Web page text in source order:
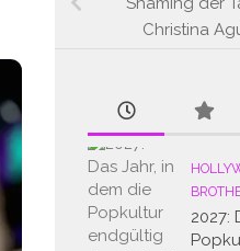
Christina
2027: